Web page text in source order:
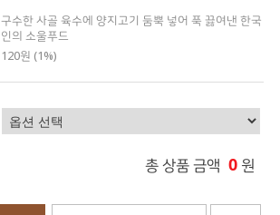
구수한 사골 육수에 양지고기 둠뿍 넣어 푹 끓여낸 한국
인의 소울푸드
120원 (1%)
총 상품 금액 0 원